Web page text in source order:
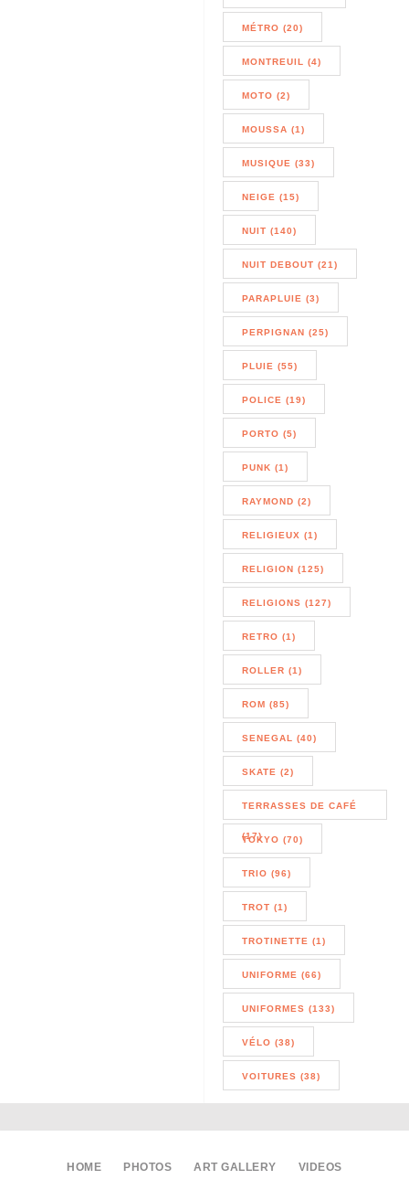
MÉTRO (20)
MONTREUIL (4)
MOTO (2)
MOUSSA (1)
MUSIQUE (33)
NEIGE (15)
NUIT (140)
NUIT DEBOUT (21)
PARAPLUIE (3)
PERPIGNAN (25)
PLUIE (55)
POLICE (19)
PORTO (5)
PUNK (1)
RAYMOND (2)
RELIGIEUX (1)
RELIGION (125)
RELIGIONS (127)
RETRO (1)
ROLLER (1)
ROM (85)
SENEGAL (40)
SKATE (2)
TERRASSES DE CAFÉ
(17)
TOKYO (70)
TRIO (96)
TROT (1)
TROTINETTE (1)
UNIFORME (66)
UNIFORMES (133)
VÉLO (38)
VOITURES (38)
HOME PHOTOS ART GALLERY VIDEOS